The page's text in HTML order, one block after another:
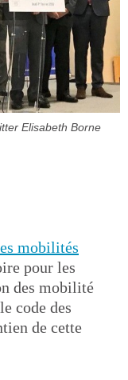
Elisabeth Borne
mobilités
pour les
des mobilité
code des
de cette